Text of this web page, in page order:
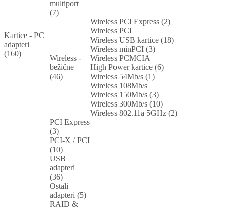
Kartice - PC
adapteri
(160)
multiport
(7)
Wireless -
bežične
(46)
Wireless PCI Express (2)
Wireless PCI
Wireless USB kartice (18)
Wireless minPCI (3)
Wireless PCMCIA
High Power kartice (6)
Wireless 54Mb/s (1)
Wireless 108Mb/s
Wireless 150Mb/s (3)
Wireless 300Mb/s (10)
Wireless 802.11a 5GHz (2)
PCI Express
(3)
PCI-X / PCI
(10)
USB
adapteri
(36)
Ostali
adapteri (5)
RAID &